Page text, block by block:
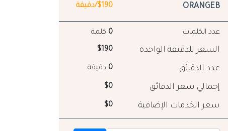
ORANGEB $190/دقيقة
عدد الكلمات 0 كلمة
السعر للدقيقة الواحدة $190
عدد الدقائق 0 دقيقة
إجمالي سعر الدقائق $0
سعر الخدمات الإضافية $0